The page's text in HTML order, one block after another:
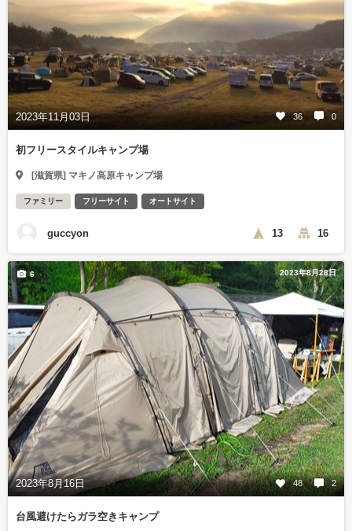
2023年11月03日 36 0
初フリースタイルキャンプ場
[滋賀県] マキノ高原キャンプ場
ファミリー フリーサイト オートサイト
guccyon 13 16
2023年8月28日
2023年8月16日 48 2
6
台風避けたらガラ空きキャンプ